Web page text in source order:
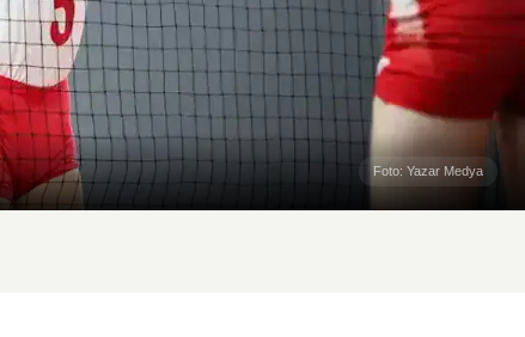
Foto: Yazar Medya